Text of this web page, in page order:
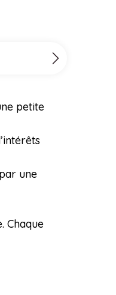
petite
une
Chaque